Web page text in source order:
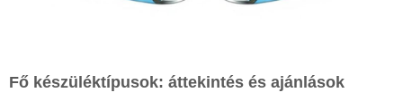
Fő készüléktípusok: áttekintés és ajánlások